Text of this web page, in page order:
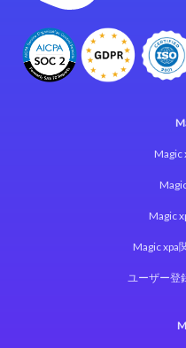
Magic
Magic
Magic xpa
ユーザー登